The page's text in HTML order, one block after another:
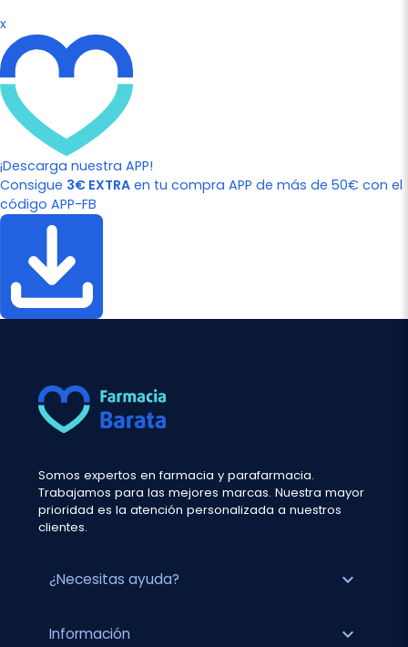
x
¡Descarga nuestra APP!
Consigue 3€ EXTRA en tu compra APP de más de 50€ con el
código APP-FB
Somos expertos en farmacia y parafarmacia.
Trabajamos para las mejores marcas. Nuestra mayor
prioridad es la atención personalizada a nuestros
clientes.
¿Necesitas ayuda? expand_more
Información expand_more